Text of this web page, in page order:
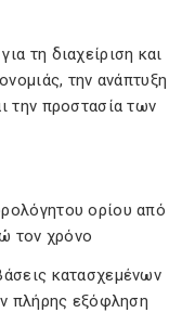
τη διαχείριση και
την ανάπτυξη
την προστασία των
ορίου από
τον χρόνο
κατασχεμένων
πλήρης εξόφληση